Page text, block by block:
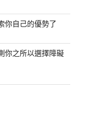
你自己的優勢了
你之所以選擇障礙